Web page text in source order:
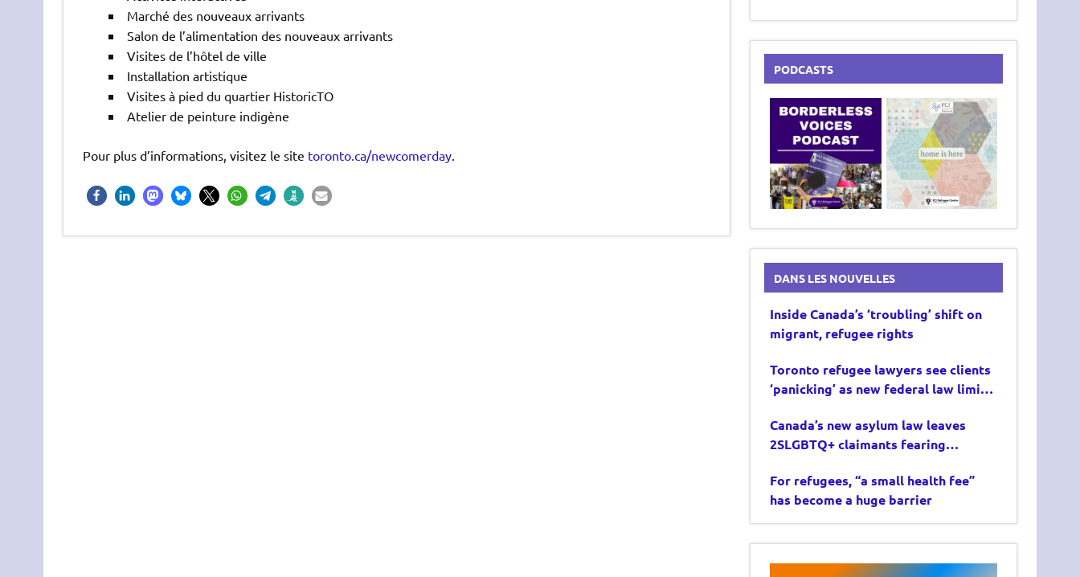
Marché des nouveaux arrivants
Salon de l’alimentation des nouveaux arrivants
Visites de l’hôtel de ville
Installation artistique
Visites à pied du quartier HistoricTO
Atelier de peinture indigène
Pour plus d’informations, visitez le site toronto.ca/newcomerday.
PODCASTS
DANS LES NOUVELLES
Inside Canada’s ‘troubling’ shift on
migrant, refugee rights
Toronto refugee lawyers see clients
‘panicking’ as new federal law limits
Canada’s new asylum law leaves
2SLGBTQ+ claimants fearing
For refugees, “a small health fee”
has become a huge barrier